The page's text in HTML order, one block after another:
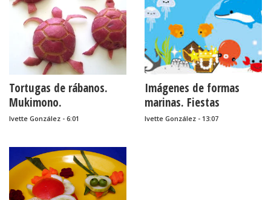
Tortugas de rábanos.
Mukimono.
Ivette González - 6:01
Imágenes de formas
marinas. Fiestas
infantiles.
Ivette González - 13:07